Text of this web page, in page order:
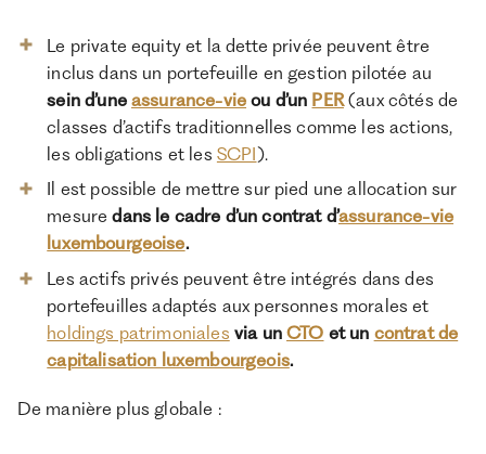
Le private equity et la dette privée peuvent être
inclus dans un portefeuille en gestion pilotée au
sein d’une assurance-vie ou d’un PER(aux côtés de
classes d’actifs traditionnelles comme les actions,
les obligations et les SCPI).
Il est possible de mettre sur pied une allocation sur
mesuredans le cadre d’un contrat d’assurance-vie
luxembourgeoise.
Les actifs privés peuvent être intégrés dans des
portefeuilles adaptés aux personnes morales et
holdings patrimoniales via unCTO et un contrat de
capitalisation luxembourgeois.
De manière plus globale :